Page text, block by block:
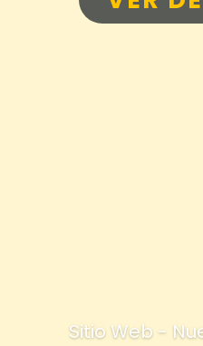
Sitio Web -